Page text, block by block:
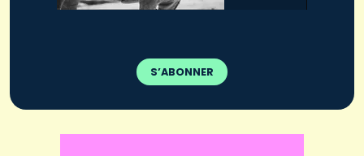
S’ABONNER